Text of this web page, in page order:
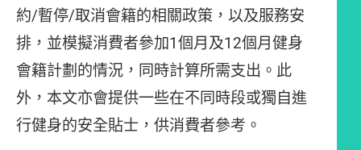
約/暫停/取消會籍的相關政策，以及服務安
排，並模擬消費者參加1個月及12個月健身
會籍計劃的情況，同時計算所需支出。此
外，本文亦會提供一些在不同時段或獨自進
行健身的安全貼士，供消費者參考。